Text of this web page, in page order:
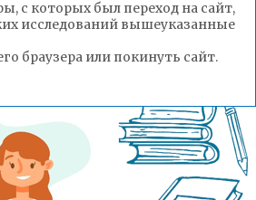
с которых был переход на сайт,
исследований вышеуказанные
браузера или покинуть сайт.